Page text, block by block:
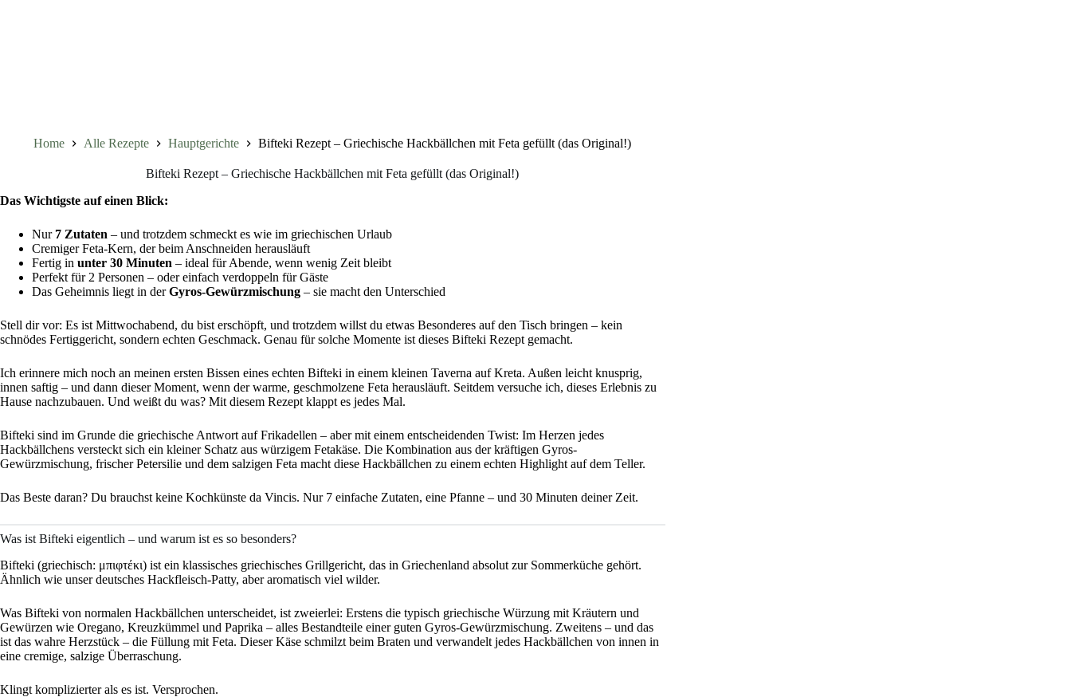
Home Alle Rezepte Hauptgerichte Bifteki Rezept – Griechische Hackbällchen mit Feta gefüllt (das Original!)
Bifteki Rezept – Griechische Hackbällchen mit Feta gefüllt (das Original!)
Das Wichtigste auf einen Blick:
Nur 7 Zutaten – und trotzdem schmeckt es wie im griechischen Urlaub
Cremiger Feta-Kern, der beim Anschneiden herausläuft
Fertig in unter 30 Minuten – ideal für Abende, wenn wenig Zeit bleibt
Perfekt für 2 Personen – oder einfach verdoppeln für Gäste
Das Geheimnis liegt in derGyros-Gewürzmischung – sie macht den Unterschied
Stell dir vor: Es ist Mittwochabend, du bist erschöpft, und trotzdem willst du etwas Besonderes auf den Tisch bringen – kein
schnödes Fertiggericht, sondern echten Geschmack. Genau für solche Momente ist dieses Bifteki Rezept gemacht.
Ich erinnere mich noch an meinen ersten Bissen eines echten Bifteki in einem kleinen Taverna auf Kreta. Außen leicht knusprig,
innen saftig – und dann dieser Moment, wenn der warme, geschmolzene Feta herausläuft. Seitdem versuche ich, dieses Erlebnis zu
Hause nachzubauen. Und weißt du was? Mit diesem Rezept klappt es jedes Mal.
Bifteki sind im Grunde die griechische Antwort auf Frikadellen – aber mit einem entscheidenden Twist: Im Herzen jedes
Hackbällchens versteckt sich ein kleiner Schatz aus würzigem Fetakäse. Die Kombination aus der kräftigen Gyros-
Gewürzmischung, frischer Petersilie und dem salzigen Feta macht diese Hackbällchen zu einem echten Highlight auf dem Teller.
Das Beste daran? Du brauchst keine Kochkünste da Vincis. Nur 7 einfache Zutaten, eine Pfanne – und 30 Minuten deiner Zeit.
Was ist Bifteki eigentlich – und warum ist es so besonders?
Bifteki (griechisch: μπιφτέκι) ist ein klassisches griechisches Grillgericht, das in Griechenland absolut zur Sommerküche gehört.
Ähnlich wie unser deutsches Hackfleisch-Patty, aber aromatisch viel wilder.
Was Bifteki von normalen Hackbällchen unterscheidet, ist zweierlei: Erstens die typisch griechische Würzung mit Kräutern und
Gewürzen wie Oregano, Kreuzkümmel und Paprika – alles Bestandteile einer guten Gyros-Gewürzmischung. Zweitens – und das
ist das wahre Herzstück – die Füllung mit Feta. Dieser Käse schmilzt beim Braten und verwandelt jedes Hackbällchen von innen in
eine cremige, salzige Überraschung.
Klingt komplizierter als es ist. Versprochen.